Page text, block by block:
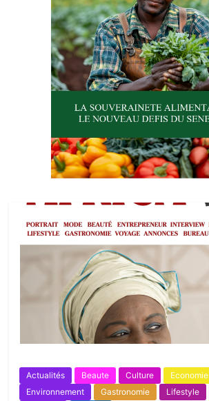
Actualités Beaute Culture Economie
Environnement
Gastronomie Lifestyle